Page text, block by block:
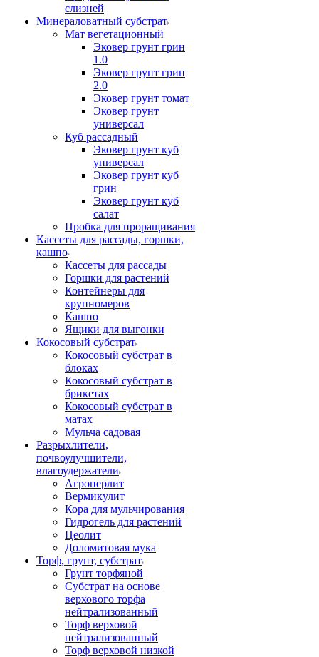
слизней
Минераловатный субстрат
Мат вегетационный
Эковер грунт грин
1.0
Эковер грунт грин
2.0
Эковер грунт томат
Эковер грунт
универсал
Куб рассадный
Эковер грунт куб
универсал
Эковер грунт куб
грин
Эковер грунт куб
салат
Пробка для проращивания
Кассеты для рассады, горшки,
кашпо
Кассеты для рассады
Горшки для растений
Контейнеры для
крупномеров
Кашпо
Ящики для выгонки
Кокосовый субстрат
Кокосовый субстрат в
блоках
Кокосовый субстрат в
брикетах
Кокосовый субстрат в
матах
Мульча садовая
Разрыхлители,
почвоулучшители,
влагоудержатели
Агроперлит
Вермикулит
Кора для мульчирования
Гидрогель для растений
Цеолит
Доломитовая мука
Торф, грунт, субстрат
Грунт торфяной
Субстрат на основе
верхового торфа
нейтрализованный
Торф верховой
нейтрализованный
Торф верховой низкой